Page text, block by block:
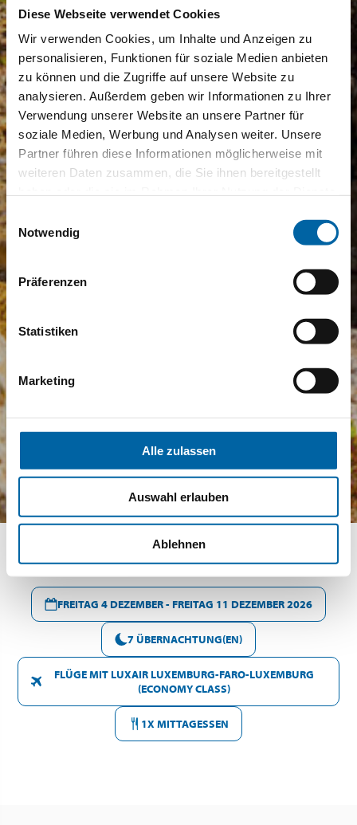
Diese Webseite verwendet Cookies
Wir verwenden Cookies, um Inhalte und Anzeigen zu
personalisieren, Funktionen für soziale Medien anbieten
zu können und die Zugriffe auf unsere Website zu
analysieren. Außerdem geben wir Informationen zu Ihrer
Verwendung unserer Website an unsere Partner für
soziale Medien, Werbung und Analysen weiter. Unsere
Partner führen diese Informationen möglicherweise mit
weiteren Daten zusammen, die Sie ihnen bereitgestellt
Einwilligungsauswahl
Notwendig
Präferenzen
Statistiken
Marketing
Alle zulassen
Auswahl erlauben
Ablehnen
FREITAG 4 DEZEMBER - FREITAG 11 DEZEMBER 2026
7 ÜBERNACHTUNG(EN)
FLÜGE MIT LUXAIR LUXEMBURG-FARO-LUXEMBURG
(ECONOMY CLASS)
1X MITTAGESSEN